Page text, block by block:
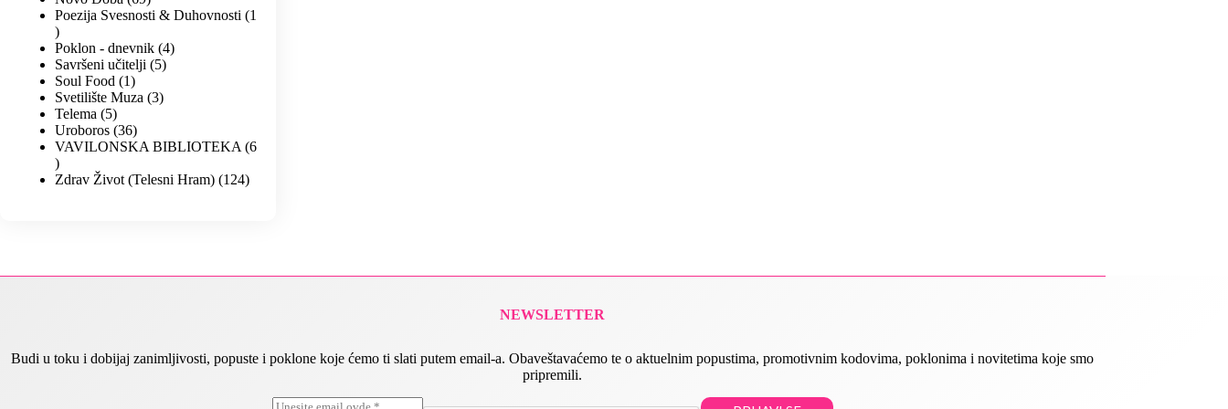
Poezija Svesnosti & Duhovnosti
1
Poklon - dnevnik 4
Savršeni učitelji
5
Soul Food
1
Svetilište Muza 3
Telema
5
Uroboros 36
VAVILONSKA BIBLIOTEKA 6
Zdrav Život (Telesni Hram) 124
NEWSLETTER
Budi u toku i dobijaj zanimljivosti, popuste i poklone koje ćemo ti slati putem email-a. Obaveštavaćemo te o aktuelnim popustima, promotivnim kodovima, poklonima i novitetima koje smo
pripremili.
EE